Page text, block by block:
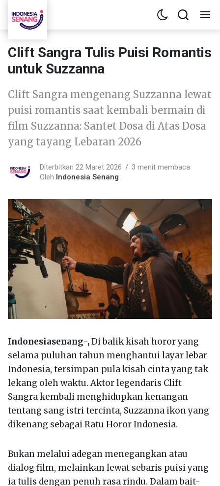
Clift Sangra Tulis Puisi Romantis
untuk Suzzanna
Clift Sangra mengenang Suzzanna lewat
puisi romantis saat kembali bermain di
film Suzzanna: Santet Dosa di Atas Dosa
yang tayang Lebaran 2026
Diterbitkan 22 Maret 2026
3 menit membaca
Oleh Indonesia Senang
Indonesiasenang-,Di balik kisah horor yang
selama puluhan tahun menghantui layar lebar
Indonesia, tersimpan pula kisah cinta yang tak
lekang oleh waktu. Aktor legendaris Clift
Sangra kembali menghidupkan kenangan
tentang sang istri tercinta, Suzzanna ikon yang
dikenang sebagai Ratu Horor Indonesia.
Bukan melalui adegan menegangkan atau
dialog film, melainkan lewat sebaris puisi yang
ia tulis dengan penuh rasa rindu. Dalam bait-